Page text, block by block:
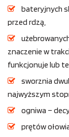
bateryjnych
przed rdzą,
znaczenie w
funkcjonuje lub
sworznia
najwyższym
ogniwa –
prętów